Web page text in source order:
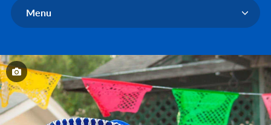
Menu
Our Events
Our Stories
Ways to Help Us
Donate Now